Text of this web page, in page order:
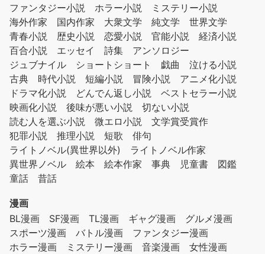
ファンタジー小説
ホラー小説
ミステリー小説
海外作家
国内作家 大衆文学 純文学
世界文学
青春小説
歴史小説 恋愛小説 官能小説
経済小説
百合小説
エッセイ 詩集
アンソロジー
ジュブナイル
ショートショート 戯曲
泣ける小説
古典
時代小説 短編小説 冒険小説
アニメ化小説
ドラマ化小説
どんでん返し小説
ベストセラー小説
映画化小説
後味が悪い小説
切ない小説
読む人を選ぶ小説
微エロ小説
文学賞受賞作
犯罪小説
推理小説 短歌
俳句
ライトノベル(異世界以外)
ライトノベル作家
異世界ノベル
絵本 絵本作家 事典 児童書
図鑑
童話
昔話
漫画
BL漫画
SF漫画 TL漫画 ギャグ漫画
グルメ漫画
スポーツ漫画
バトル漫画
ファンタジー漫画
ホラー漫画
ミステリー漫画 音楽漫画
女性漫画